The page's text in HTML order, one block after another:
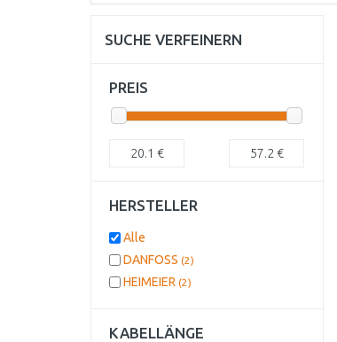
SUCHE VERFEINERN
PREIS
20.1 € 57.2 €
HERSTELLER
Alle
DANFOSS (2)
HEIMEIER (2)
KABELLÄNGE